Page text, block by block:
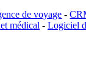
de voyage -
médical- Logiciel